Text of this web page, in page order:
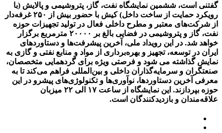
گفتنی است، ششمین نمایشگاه نفت، گاز، پتروشیمی و پالایش (با
رویکرد حمایت از ساخت داخل) کیش با حضور بیش از ۲۵۰ غرفه‌دار
از شرکت‌های معتبر و مطرح داخلی فعال در تولید تجهیزات حوزه
نفت، گاز و پتروشیمی در فضایی بالغ بر ۲۰۰۰۰ مترمربع برگزار
خواهد شد. در این رویداد ملی، آخرین پیشرفت‌ها و دستاوردهای
ایران در توسعه، تجهیز و بهره‌برداری از مواد و منابع نفتی و گازی به
نمایش گذاشته می شود و فرصتی ویژه برای گردهمایی متخصصان،
صنعتگران و سرمایه‌گذاران داخلی و بین‌المللی فراهم می‌کند تا به
معرفی آخرین دستاوردها، نوآوری‌ها و تکنولوژی‌های پیشرو در این
حوزه بپردازند. این نمایشگاه از ساعت ۱۷ الی ۲۲ میزبان
علاقه‌مندان و بازدیدکنندگان است.